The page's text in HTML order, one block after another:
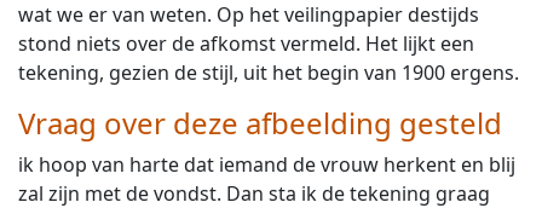
wat we er van weten. Op het veilingpapier destijds
stond niets over de afkomst vermeld. Het lijkt een
tekening, gezien de stijl, uit het begin van 1900 ergens.
Vraag over deze afbeelding gesteld
ik hoop van harte dat iemand de vrouw herkent en blij
zal zijn met de vondst. Dan sta ik de tekening graag